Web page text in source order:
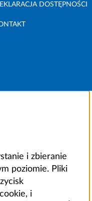
DOSTĘPNOŚCI
i zbieranie
poziomie. Pliki
i